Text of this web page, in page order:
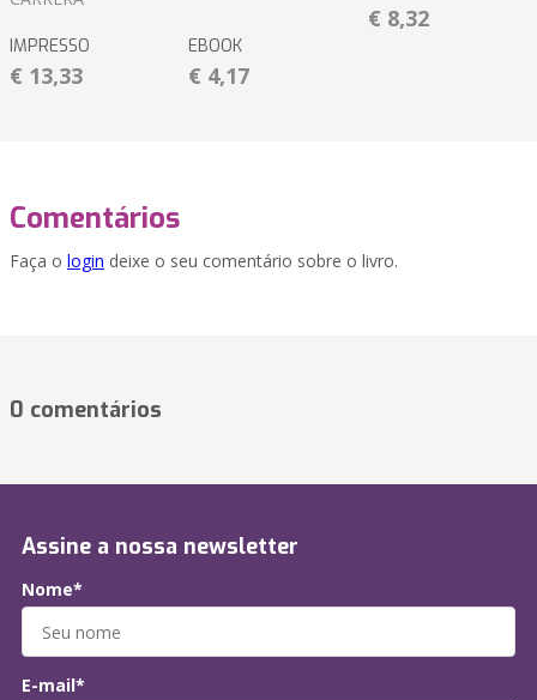
IMPRESSO
€ 13,33
EBOOK
€ 4,17
€ 8,32
Comentários
Faça o login deixe o seu comentário sobre o livro.
0 comentários
Assine a nossa newsletter
Nome*
E-mail*